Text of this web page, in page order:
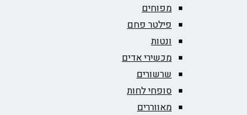
מפוחים
פילטר פחם
ונטות
מכשירי אדים
שרשורים
סופחי לחות
מאווררים